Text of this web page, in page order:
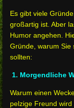
Es gibt viele
großartig ist. Aber
Humor angehen.
Gründe, warum Sie
sollten:
1. Morgendliche
Warum einen
pelzige Freund